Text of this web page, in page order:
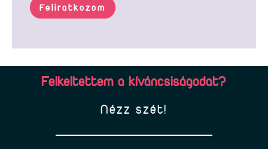
Feliratkozom
Felkeltettem a kíváncsiságodat?
Nézz szét!